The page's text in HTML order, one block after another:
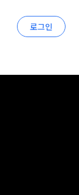
로그인